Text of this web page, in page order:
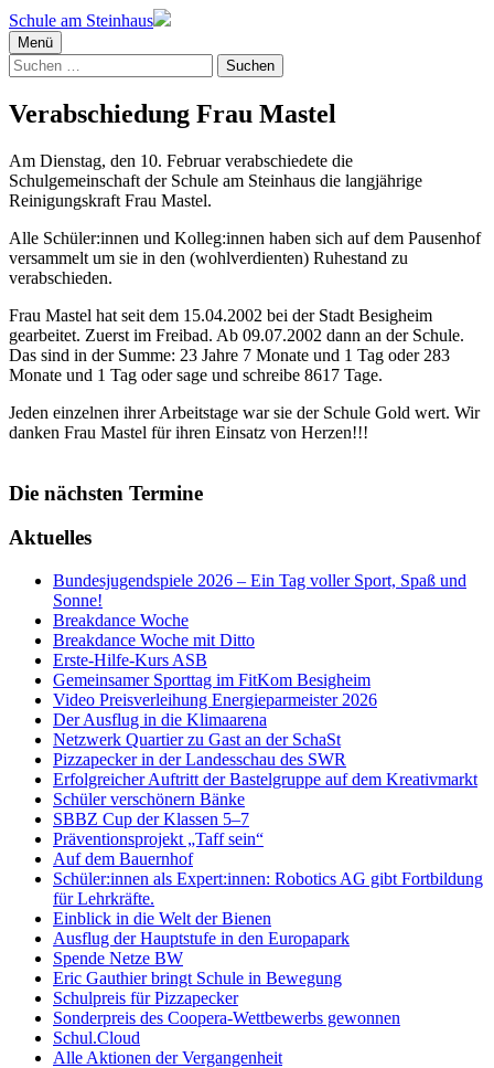
Schule am Steinhaus
Menü
Suchen
nach:
Verabschiedung Frau Mastel
Am Dienstag, den 10. Februar verabschiedete die
Schulgemeinschaft der Schule am Steinhaus die langjährige
Reinigungskraft Frau Mastel.
Alle Schüler:innen und Kolleg:innen haben sich auf dem Pausenhof
versammelt um sie in den (wohlverdienten) Ruhestand zu
verabschieden.
Frau Mastel hat seit dem 15.04.2002 bei der Stadt Besigheim
gearbeitet. Zuerst im Freibad. Ab 09.07.2002 dann an der Schule.
Das sind in der Summe: 23 Jahre 7 Monate und 1 Tag oder 283
Monate und 1 Tag oder sage und schreibe 8617 Tage.
Jeden einzelnen ihrer Arbeitstage war sie der Schule Gold wert. Wir
danken Frau Mastel für ihren Einsatz von Herzen!!!
Die nächsten Termine
Aktuelles
Bundesjugendspiele 2026 – Ein Tag voller Sport, Spaß und
Sonne!
Breakdance Woche
Breakdance Woche mit Ditto
Erste-Hilfe-Kurs ASB
Gemeinsamer Sporttag im FitKom Besigheim
Video Preisverleihung Energieparmeister 2026
Der Ausflug in die Klimaarena
Netzwerk Quartier zu Gast an der SchaSt
Pizzapecker in der Landesschau des SWR
Erfolgreicher Auftritt der Bastelgruppe auf dem Kreativmarkt
Schüler verschönern Bänke
SBBZ Cup der Klassen 5–7
Präventionsprojekt „Taff sein“
Auf dem Bauernhof
Schüler:innen als Expert:innen: Robotics AG gibt Fortbildung
für Lehrkräfte.
Einblick in die Welt der Bienen
Ausflug der Hauptstufe in den Europapark
Spende Netze BW
Eric Gauthier bringt Schule in Bewegung
Schulpreis für Pizzapecker
Sonderpreis des Coopera-Wettbewerbs gewonnen
Schul.Cloud
Alle Aktionen der Vergangenheit